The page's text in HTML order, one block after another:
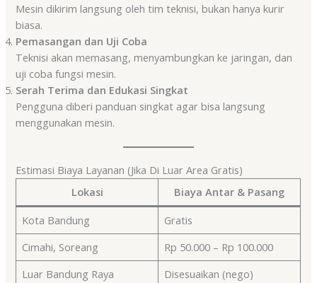
Mesin dikirim langsung oleh tim teknisi, bukan hanya kurir
biasa.
Pemasangan dan Uji Coba
Teknisi akan memasang, menyambungkan ke jaringan, dan
uji coba fungsi mesin.
Serah Terima dan Edukasi Singkat
Pengguna diberi panduan singkat agar bisa langsung
menggunakan mesin.
Estimasi Biaya Layanan (Jika Di Luar Area Gratis)
Lokasi
Biaya Antar & Pasang
Kota Bandung
Gratis
Cimahi, Soreang
Rp 50.000 – Rp 100.000
Luar Bandung Raya
Disesuaikan (nego)